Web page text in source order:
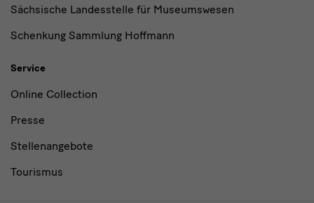
Sächsische Landesstelle für Museumswesen
Schenkung Sammlung Hoffmann
Service
Online Collection
Presse
Stellenangebote
Tourismus